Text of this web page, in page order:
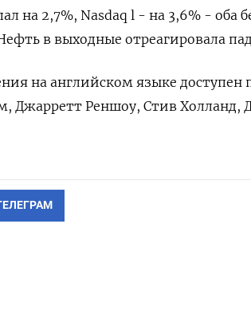
на 2,7%, Nasdaq l - на 3,6% -
в выходные отреагировала
на английском языке доступен
Джарретт Реншоу, Стив Холланд,